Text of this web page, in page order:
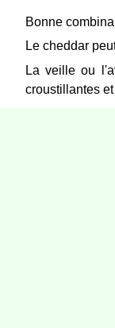
Bonne
Le cheddar
La veille ou
croustillantes